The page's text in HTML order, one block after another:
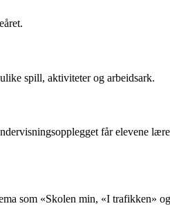
spill, aktiviteter og arbeidsark.
får elevene
som «Skolen min, «I trafikken»